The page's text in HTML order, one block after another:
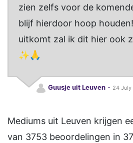
zien zelfs voor de
blijf hierdoor hoop
uitkomt zal ik dit hier ook
✨️🙏
Guusje uit Leuven- 24 July
Mediums uit Leuven krijgen
van 3753 beoordelingen in